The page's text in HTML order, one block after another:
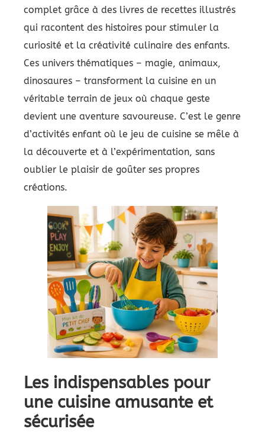
complet grâce à des livres de recettes illustrés
qui racontent des histoires pour stimuler la
curiosité et la créativité culinaire des enfants.
Ces univers thématiques – magie, animaux,
dinosaures – transforment la cuisine en un
véritable terrain de jeux où chaque geste
devient une aventure savoureuse. C’est le genre
d’activités enfant où le jeu de cuisine se mêle à
la découverte et à l’expérimentation, sans
oublier le plaisir de goûter ses propres
créations.
Les indispensables pour
une cuisine amusante et
sécurisée